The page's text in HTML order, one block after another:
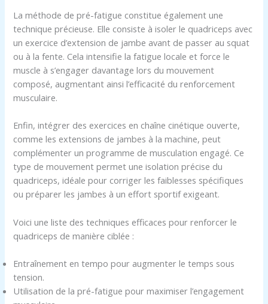
La méthode de pré-fatigue constitue également une
technique précieuse. Elle consiste à isoler le quadriceps avec
un exercice d’extension de jambe avant de passer au squat
ou à la fente. Cela intensifie la fatigue locale et force le
muscle à s’engager davantage lors du mouvement
composé, augmentant ainsi l’efficacité du renforcement
musculaire.
Enfin, intégrer des exercices en chaîne cinétique ouverte,
comme les extensions de jambes à la machine, peut
complémenter un programme de musculation engagé. Ce
type de mouvement permet une isolation précise du
quadriceps, idéale pour corriger les faiblesses spécifiques
ou préparer les jambes à un effort sportif exigeant.
Voici une liste des techniques efficaces pour renforcer le
quadriceps de manière ciblée :
Entraînement en tempo pour augmenter le temps sous
tension.
Utilisation de la pré-fatigue pour maximiser l’engagement